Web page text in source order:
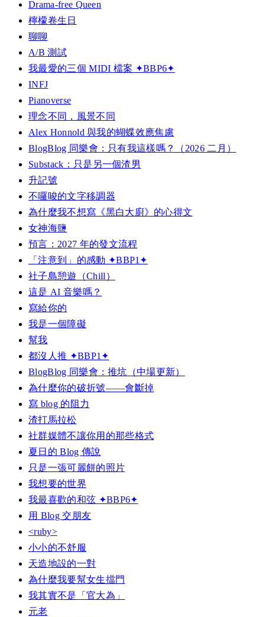
Drama-free Queen
檸檬卷生日
聊聊
A/B 測試
我最愛的三個 MIDI 檔案 ✦BBP6✦
INFJ
Pianoverse
理念不同，風景不同
Alex Honnold 與我的蝴蝶效應焦慮
BlogBlog 同樂會：只有我這樣嗎？（2026 二月）
Substack：只是另一個渣男
升記號
不囉唆的文字移調器
為什麼我不想寫《黑白大廚》的心得文
女神海鹽
預言：2027 年的發文流程
「注意到」的感動 ✦BBP1✦
社子島憩遊（Chill）
這是 AI 音樂嗎？
寫給你的
我是一個障礙
幫我
都沒人推 ✦BBP1✦
BlogBlog 同樂會：推坑（中場更新）
為什麼你的破折號——會斷掉
寫 blog 的阻力
渣打馬拉松
社群媒體不讓你用的那些格式
夏日的 Blog 傳說
只是一張可麗餅的照片
我想要的世界
我最喜歡的和弦 ✦BBP6✦
用 Blog 交朋友
<ruby>
小小的不舒服
天造地設的一對
為什麼我要幫女生擋門
我其實不是「官大為」
元老